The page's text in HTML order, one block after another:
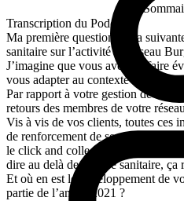
Transcription du Podcast
Ma première question est la
sanitaire sur l’activité du réseau
J’imagine que vous avez dû faire
vous adapter au contexte sanitaire,
Par rapport à votre gestion de la
retours des membres de votre
Vis à vis de vos clients, toutes ces
de renforcement de ses canaux de
le click and collect que vous avez
dire au delà de la crise sanitaire, ça
Et où en est le développement de
partie de l’année 2021 ?